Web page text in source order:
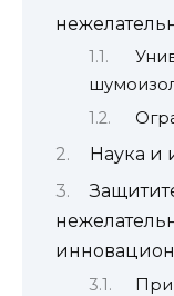
Наука и